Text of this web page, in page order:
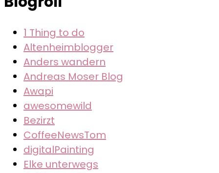
1 Thing to do
Altenheimblogger
Anders wandern
Andreas Moser Blog
Awapi
awesomewild
Bezirzt
CoffeeNewsTom
digitalPainting
Elke unterwegs